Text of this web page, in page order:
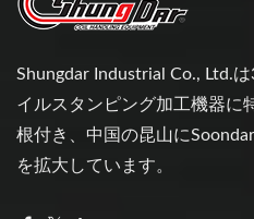
Shungdar Industrial Co., Ltd.
イルスタンピング加工機器に
根付き、中国の昆山に
を拡大しています。